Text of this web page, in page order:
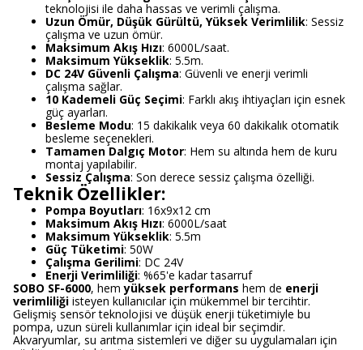
teknolojisi ile daha hassas ve verimli çalışma.
Uzun Ömür, Düşük Gürültü, Yüksek Verimlilik: Sessiz
çalışma ve uzun ömür.
Maksimum Akış Hızı: 6000L/saat.
Maksimum Yükseklik: 5.5m.
DC 24V Güvenli Çalışma: Güvenli ve enerji verimli
çalışma sağlar.
10 Kademeli Güç Seçimi: Farklı akış ihtiyaçları için esnek
güç ayarları.
Besleme Modu: 15 dakikalık veya 60 dakikalık otomatik
besleme seçenekleri.
Tamamen Dalgıç Motor: Hem su altında hem de kuru
montaj yapılabilir.
Sessiz Çalışma: Son derece sessiz çalışma özelliği.
Teknik Özellikler:
Pompa Boyutları: 16x9x12 cm
Maksimum Akış Hızı: 6000L/saat
Maksimum Yükseklik: 5.5m
Güç Tüketimi: 50W
Çalışma Gerilimi: DC 24V
Enerji Verimliliği: %65'e kadar tasarruf
SOBO SF-6000, hemyüksek performans hem de enerji
verimliliği isteyen kullanıcılar için mükemmel bir tercihtir.
Gelişmiş sensör teknolojisi ve düşük enerji tüketimiyle bu
pompa, uzun süreli kullanımlar için ideal bir seçimdir.
Akvaryumlar, su arıtma sistemleri ve diğer su uygulamaları için